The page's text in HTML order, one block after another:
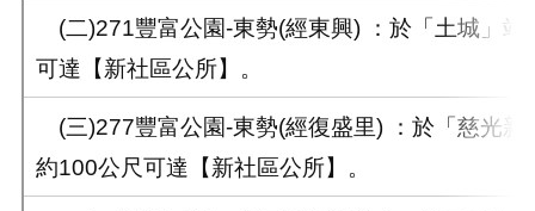
(二)271豐富公園-東勢(經東興) ：於「土城」站
可達【新社區公所】。
(三)277豐富公園-東勢(經復盛里) ：於「慈光新
約100公尺可達【新社區公所】。